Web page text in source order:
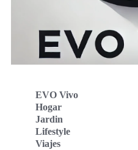
EVO Vivo
Hogar
Jardin
Lifestyle
Viajes